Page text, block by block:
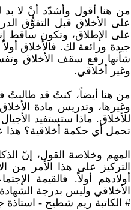
من هنا أقول وأشدّد أنْ لا بد
على الأخلاق قبل التفوُّق
على الإطلاق، وتكون ساقط
جيدة ورائعة لك. فالأخلاق
شأنها رفع سقف الأخلاق
وغير أخلاقي.
من هنا أيضاً، كنتُ قد طالبتُ
وغيرها، وتدريس مادة
للأخلاق. ماذا ستستفيد
تحمل أي حكمة أخلاقية؟
المهم وخلاصة القول، إنّ
التركيز على هذا الأمر من
أولادهم أولاً. فالقيمة
الأخلاقي وليس بدرجة
# الكاتبة ريم شطيح - استاذة